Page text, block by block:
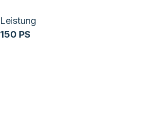
Leistung
150 PS